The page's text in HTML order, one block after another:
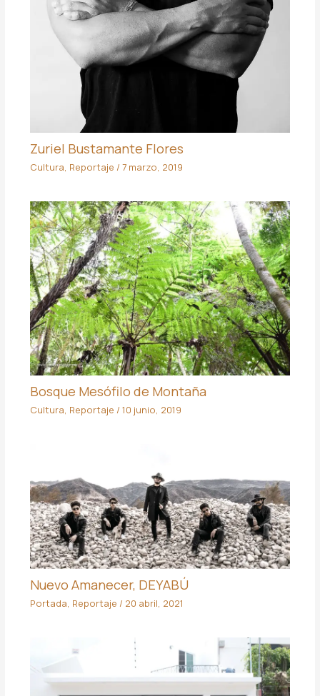
Zuriel Bustamante Flores
Cultura, Reportaje / 7 marzo, 2019
Bosque Mesófilo de Montaña
Cultura, Reportaje / 10 junio, 2019
Nuevo Amanecer, DEYABÚ
Portada, Reportaje / 20 abril, 2021